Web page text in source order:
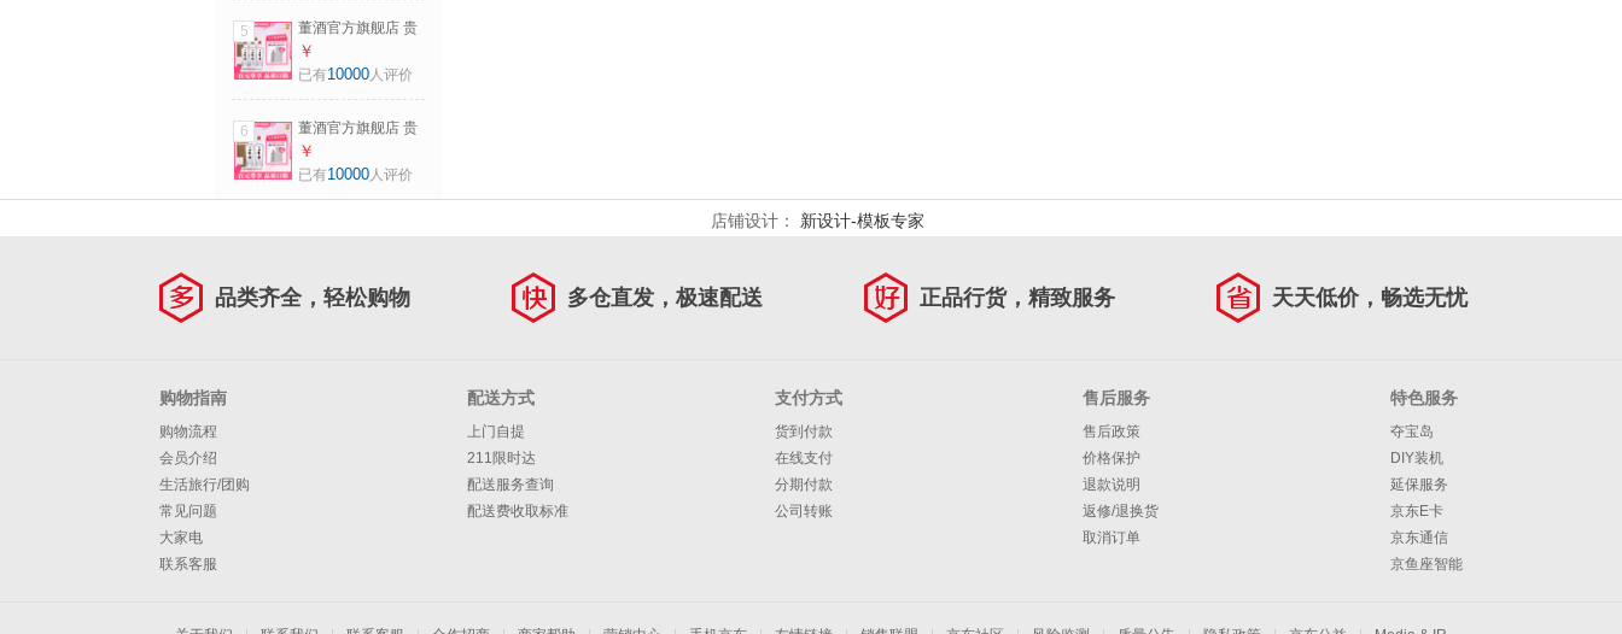
5
董酒官方旗舰店 贵
董酒(精装版) 董香
型白酒 性价比口粮
京仓发货
￥
已有10000人评价
6
董酒官方旗舰店 贵
董酒(精装版) 董香
型白酒 性价比口粮
￥
已有10000人评价
店铺设计： 新设计-模板专家
品类齐全，轻松购物 多仓直发，极速配送 正品行货，精致服务 天天低价，畅选无忧
购物指南
购物流程
会员介绍
生活旅行/团购
常见问题
大家电
联系客服
配送方式
上门自提
211限时达
配送服务查询
配送费收取标准
支付方式
货到付款
在线支付
分期付款
公司转账
售后服务
售后政策
价格保护
退款说明
返修/退换货
取消订单
特色服务
夺宝岛
DIY装机
延保服务
京东E卡
京东通信
京鱼座智能